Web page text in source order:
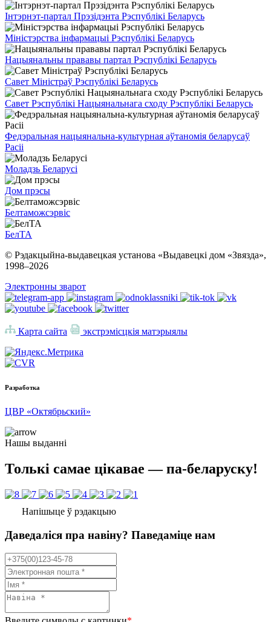
Інтэрнэт-партал Прэзідэнта Рэспублікі Беларусь
Міністэрства інфармацыі Рэспублікі Беларусь
Нацыянальны прававы партал Рэспублікі Беларусь
Савет Міністраў Рэспублікі Беларусь
Савет Рэспублікі Нацыянальнага сходу Рэспублікі Беларусь
Федэральная нацыянальна-культурная аўтаномія беларусаў
Расіі
Моладзь Беларусі
Дом прэсы
Белтаможсэрвіс
БелТА
© Рэдакцыйна-выдавецкая установа «Выдавецкі дом «Звязда»,
1998–2026
Электронны зварот
Карта сайта экстрэмісцкія матэрыялы
Разработка
ЦВР «Октябрьский»
Нашы выданні
Толькі самае цікавае — па-беларуску!
Напішыце ў рэдакцыю
Даведаліся пра навіну? Паведаміце нам